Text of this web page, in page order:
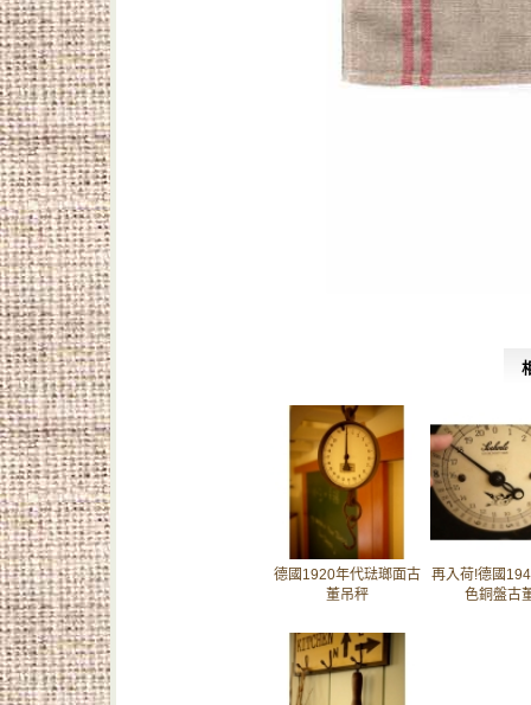
德國1920年代琺瑯面古
董吊秤
再入荷!德國
色銅盤古